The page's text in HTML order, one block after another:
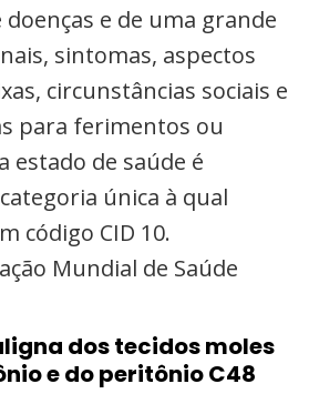
doenças e de uma grande
sintomas, aspectos
circunstâncias sociais e
para ferimentos ou
estado de saúde é
única à qual
código CID 10.
Mundial de Saúde
dos tecidos moles
e do peritônio C48